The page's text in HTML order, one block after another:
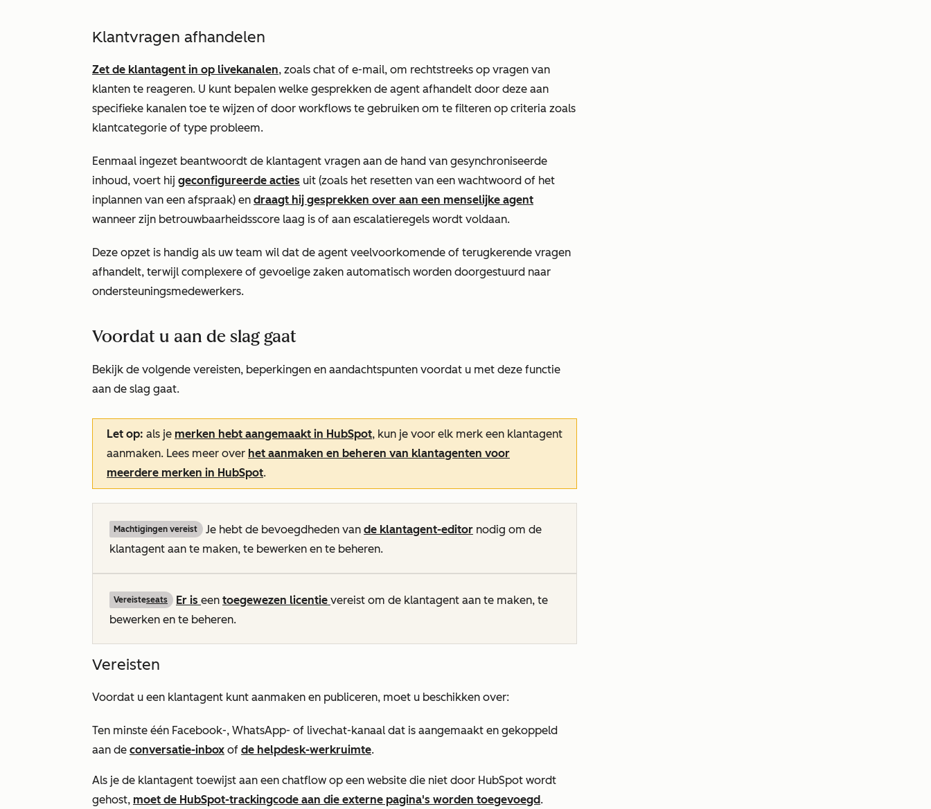
Klantvragen afhandelen
Zet de klantagent in op livekanalen, zoals chat of e-mail, om rechtstreeks op vragen van
klanten te reageren. U kunt bepalen welke gesprekken de agent afhandelt door deze aan
specifieke kanalen toe te wijzen of door workflows te gebruiken om te filteren op criteria zoals
klantcategorie of type probleem.
Eenmaal ingezet beantwoordt de klantagent vragen aan de hand van gesynchroniseerde
inhoud, voert hij geconfigureerde acties uit (zoals het resetten van een wachtwoord of het
inplannen van een afspraak) en draagt hij gesprekken over aan een menselijke agent
wanneer zijn betrouwbaarheidsscore laag is of aan escalatieregels wordt voldaan.
Deze opzet is handig als uw team wil dat de agent veelvoorkomende of terugkerende vragen
afhandelt, terwijl complexere of gevoelige zaken automatisch worden doorgestuurd naar
ondersteuningsmedewerkers.
Voordat u aan de slag gaat
Bekijk de volgende vereisten, beperkingen en aandachtspunten voordat u met deze functie
aan de slag gaat.
Let op: als je merken hebt aangemaakt in HubSpot, kun je voor elk merk een klantagent
aanmaken. Lees meer over het aanmaken en beheren van klantagenten voor
meerdere merken in HubSpot.
Machtigingen vereist Je hebt de bevoegdheden van de klantagent-editor nodig om de
klantagent aan te maken, te bewerken en te beheren.
Vereisteseats Er is een toegewezen licentie vereist om de klantagent aan te maken, te
bewerken en te beheren.
Vereisten
Voordat u een klantagent kunt aanmaken en publiceren, moet u beschikken over:
Ten minste één Facebook-, WhatsApp- of livechat-kanaal dat is aangemaakt en gekoppeld
aan de conversatie-inbox of de helpdesk-werkruimte.
Als je de klantagent toewijst aan een chatflow op een website die niet door HubSpot wordt
gehost, moet de HubSpot-trackingcode aan die externe pagina's worden toegevoegd.